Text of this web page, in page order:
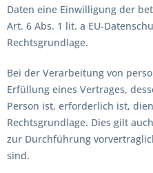
Daten eine Einwilligung der
Art. 6 Abs. 1 lit. a EU-
Rechtsgrundlage.
Bei der Verarbeitung von
Erfüllung eines Vertrages,
Person ist, erforderlich ist,
Rechtsgrundlage. Dies gilt
zur Durchführung
sind.